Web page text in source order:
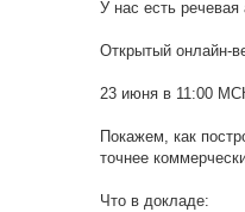
щ
и
У нас есть речевая
Открытый онлайн-
23 июня в 11:00
Покажем, как
точнее
Что в докладе: